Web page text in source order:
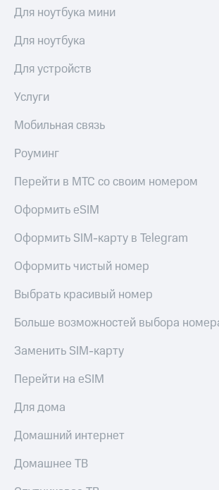
Для ноутбука мини
Для ноутбука
Для устройств
Услуги
Мобильная связь
Роуминг
Перейти в МТС со своим номером
Оформить eSIM
Оформить SIM-карту в Telegram
Оформить чистый номер
Выбрать красивый номер
Больше возможностей выбора
Заменить SIM-карту
Перейти на eSIM
Для дома
Домашний интернет
Домашнее ТВ